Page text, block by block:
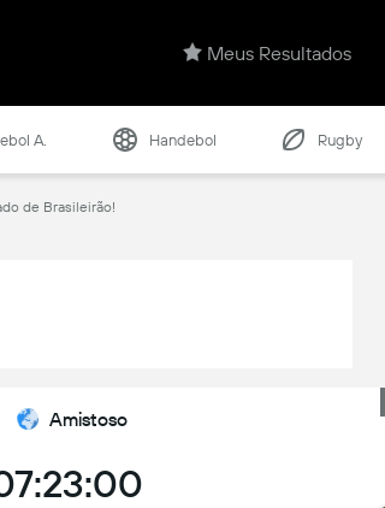
Meus Resultados
A. Handebol Rugby
de Brasileirão!
Amistoso